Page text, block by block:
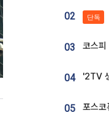
02 단독
03
04
05